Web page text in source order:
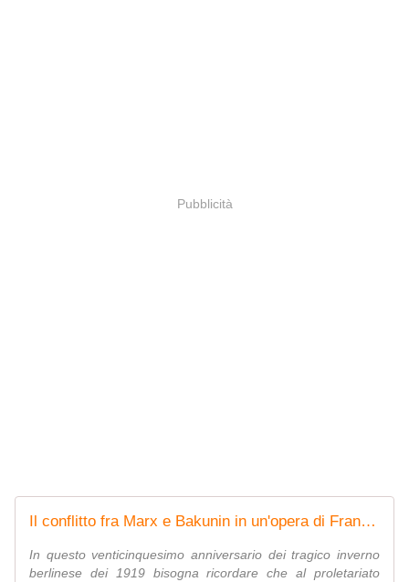
Pubblicità
Il conflitto fra Marx e Bakunin in un'opera di Franz Mehring
In questo venticinquesimo anniversario dei tragico inverno
berlinese dei 1919 bisogna ricordare che al proletariato